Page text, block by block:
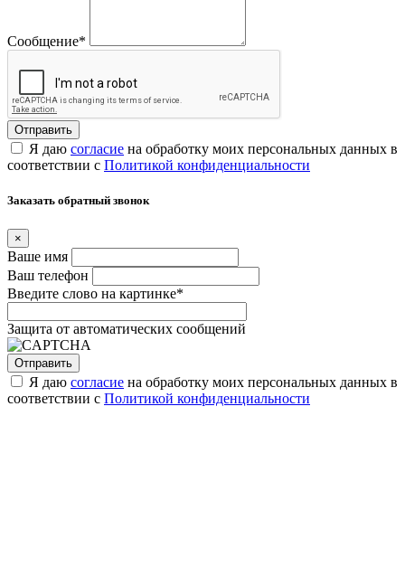
Сообщение*
Я даю согласие на обработку моих персональных данных в
соответствии с Политикой конфиденциальности
Заказать обратный звонок
×
Ваше имя
Ваш телефон
Введите слово на картинке*
Защита от автоматических сообщений
Я даю согласие на обработку моих персональных данных в
соответствии с Политикой конфиденциальности